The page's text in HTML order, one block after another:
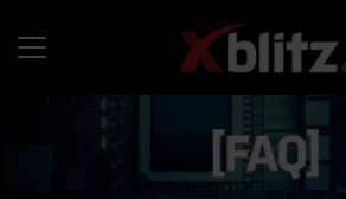
content